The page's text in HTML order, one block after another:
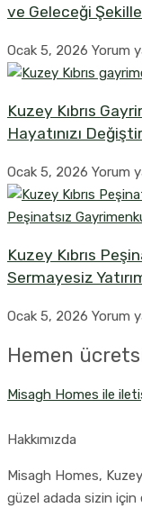
ve Geleceği
Ocak 5, 2026 Yorum
Kuzey Kıbrıs
Hayatınızı
Ocak 5, 2026 Yorum
Kuzey Kıbrıs
Sermayesiz
Ocak 5, 2026 Yorum
Hemen
Misagh Homes ile
Hakkımızda
Misagh Homes,
güzel adada sizin için